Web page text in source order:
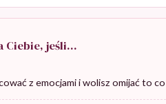
Ciebie, jeśli…
z emocjami i wolisz omijać to